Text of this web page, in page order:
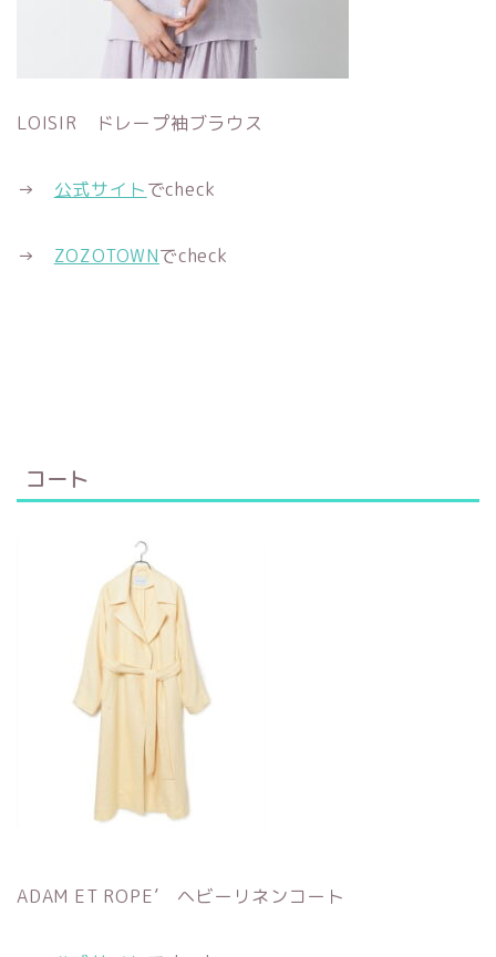
LOISIR ドレープ袖ブラウス
→ 公式サイトでcheck
→ ZOZOTOWNでcheck
コート
ADAM ET ROPE’ ヘビーリネンコート